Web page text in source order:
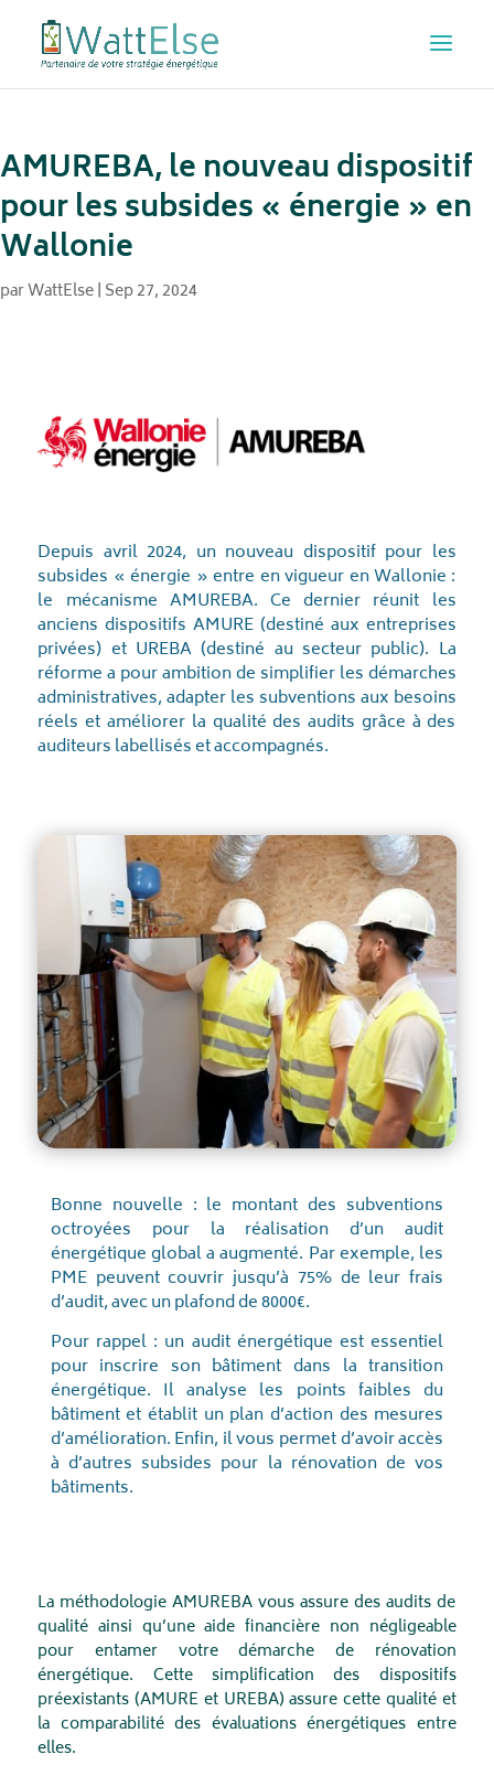
AMUREBA, le nouveau dispositif
pour les subsides « énergie » en
Wallonie
parWattElse| Sep 27, 2024
Depuis avril 2024, un nouveau dispositif pour les
subsides « énergie » entre en vigueur en Wallonie :
le mécanisme AMUREBA. Ce dernier réunit les
anciens dispositifs AMURE (destiné aux entreprises
privées) et UREBA (destiné au secteur public). La
réforme a pour ambition de simplifier les démarches
administratives, adapter les subventions aux besoins
réels et améliorer la qualité des audits grâce à des
auditeurs labellisés et accompagnés.
Bonne nouvelle : le montant des subventions
octroyées pour la réalisation d’un audit
énergétique global a augmenté. Par exemple, les
PME peuvent couvrir jusqu’à 75% de leur frais
d’audit, avec un plafond de 8000€.
Pour rappel : un audit énergétique est essentiel
pour inscrire son bâtiment dans la transition
énergétique. Il analyse les points faibles du
bâtiment et établit un plan d’action des mesures
d’amélioration. Enfin, il vous permet d’avoir accès
à d’autres subsides pour la rénovation de vos
bâtiments.
La méthodologie AMUREBA vous assure des audits de
qualité ainsi qu’une aide financière non négligeable
pour entamer votre démarche de rénovation
énergétique. Cette simplification des dispositifs
préexistants (AMURE et UREBA) assure cette qualité et
la comparabilité des évaluations énergétiques entre
elles.